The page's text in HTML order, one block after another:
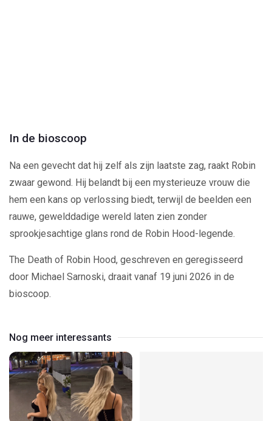
In de bioscoop
Na een gevecht dat hij zelf als zijn laatste zag, raakt Robin
zwaar gewond. Hij belandt bij een mysterieuze vrouw die
hem een kans op verlossing biedt, terwijl de beelden een
rauwe, gewelddadige wereld laten zien zonder
sprookjesachtige glans rond de Robin Hood-legende.
The Death of Robin Hood, geschreven en geregisseerd
door Michael Sarnoski, draait vanaf 19 juni 2026 in de
bioscoop.
Nog meer interessants